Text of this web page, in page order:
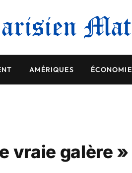
AMÉRIQUES ÉCONOMIE
vraie galère »